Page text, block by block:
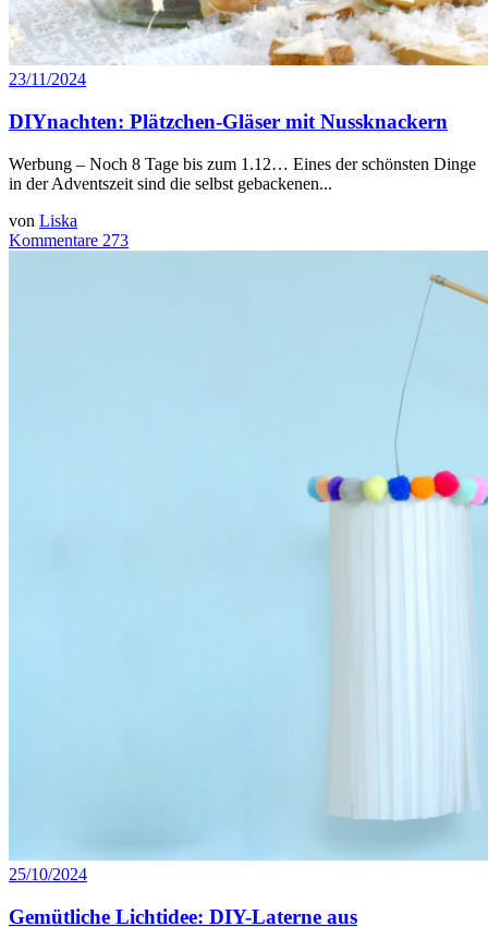
23/11/2024
DIYnachten: Plätzchen-Gläser mit Nussknackern
Werbung – Noch 8 Tage bis zum 1.12… Eines der schönsten Dinge
in der Adventszeit sind die selbst gebackenen...
von Liska
Kommentare 273
25/10/2024
Gemütliche Lichtidee: DIY-Laterne aus